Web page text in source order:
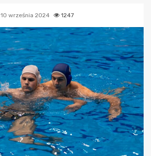
10 września 2024 1247